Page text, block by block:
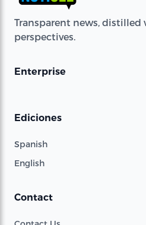
Transparent news, distilled
perspectives.
Enterprise
Ediciones
Spanish
English
Contact